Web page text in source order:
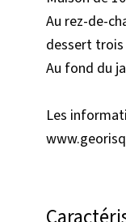
Au rez-de-
dessert trois
Au fond du
Les